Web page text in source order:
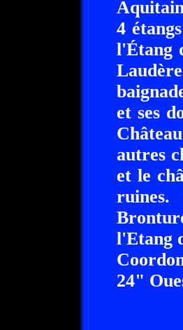
4
l'Étang
et ses
autres
et le
l'Etang
24"